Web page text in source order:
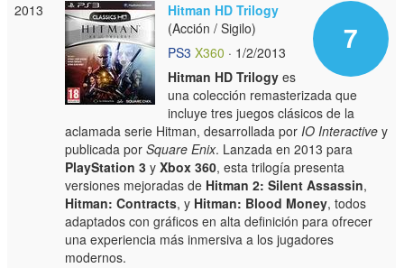
2013
7
Hitman HD Trilogy
(Acción / Sigilo)
PS3 X360 · 1/2/2013
Hitman HD Trilogy es
una colección remasterizada que
incluye tres juegos clásicos de la
aclamada serie Hitman, desarrollada porIO Interactive y
publicada porSquare Enix. Lanzada en 2013 para
PlayStation 3 yXbox 360, esta trilogía presenta
versiones mejoradas de Hitman 2: Silent Assassin,
Hitman: Contracts, y Hitman: Blood Money, todos
adaptados con gráficos en alta definición para ofrecer
una experiencia más inmersiva a los jugadores
modernos.